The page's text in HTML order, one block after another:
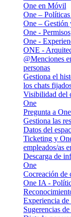
One en Móvil
One –
One – Gestión
One - Permisos
One -
ONE -
@Menciones
personas
Gestiona el
los chats
Visibilidad del
One
Pregunta a
Gestiona las
Datos del
Ticketing y
empleados/as
Descarga de
One
Cocreación de
One IA -
Experiencia
Sugerencias